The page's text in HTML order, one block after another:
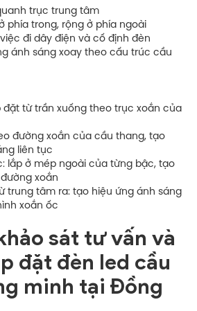
trục trung tâm
phía trong, rộng ở phía ngoài
đi dây điện và cố định đèn
ánh sáng xoay theo cấu trúc cầu
đặt từ trần xuống theo trục xoắn của
đường xoắn của cầu thang, tạo
liên tục
lắp ở mép ngoài của từng bậc, tạo
xoắn
trung tâm ra: tạo hiệu ứng ánh sáng
xoắn ốc
sát tư vấn và
đặt đèn led cầu
minh tại Đồng